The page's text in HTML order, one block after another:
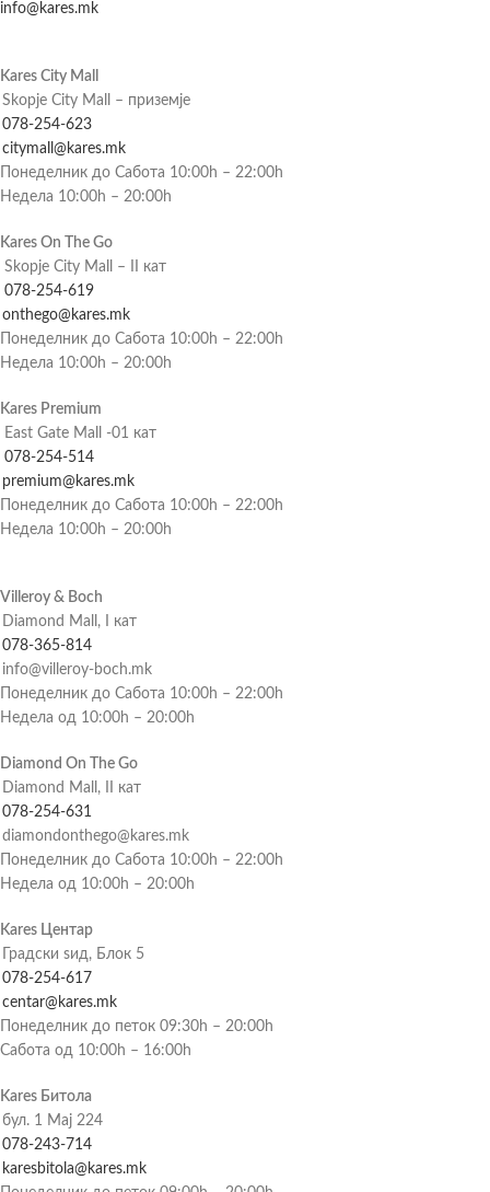
info@kares.mk
Kares City Mall
Skopje City Mall – приземје
078-254-623
citymall@kares.mk
Понеделник до Сабота 10:00h – 22:00h
Недела 10:00h – 20:00h
Kares On The Go
Skopje City Mall – II кат
078-254-619
onthego@kares.mk
Понеделник до Сабота 10:00h – 22:00h
Недела 10:00h – 20:00h
Kares Premium
East Gate Mall -01 кат
078-254-514
premium@kares.mk
Понеделник до Сабота 10:00h – 22:00h
Недела 10:00h – 20:00h
Villeroy & Boch
Diamond Mall, I кат
078-365-814
info@villeroy-boch.mk
Понеделник до Сабота 10:00h – 22:00h
Недела од 10:00h – 20:00h
Diamond On The Go
Diamond Mall, II кат
078-254-631
diamondonthego@kares.mk
Понеделник до Сабота 10:00h – 22:00h
Недела од 10:00h – 20:00h
Kares Центар
Градски ѕид, Блок 5
078-254-617
centar@kares.mk
Понеделник до петок 09:30h – 20:00h
Сабота од 10:00h – 16:00h
Kares Битола
бул. 1 Мај 224
078-243-714
karesbitola@kares.mk